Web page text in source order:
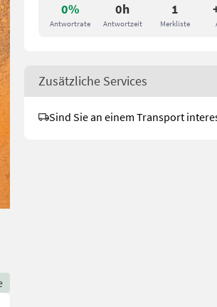
0%
Antwortrate
0h
Antwortzeit
1
Merkliste
Zusätzliche Services
Sind Sie an einem Transport